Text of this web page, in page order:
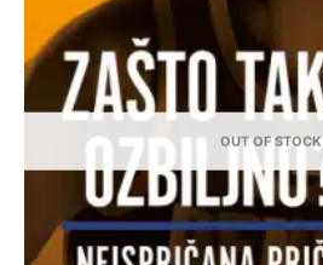
OUT OF STOCK